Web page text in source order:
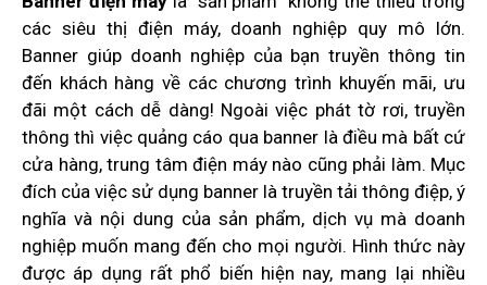
các siêu thị điện máy, doanh nghiệp quy mô lớn.
Banner giúp doanh nghiệp của bạn truyền thông tin
đến khách hàng về các chương trình khuyến mãi, ưu
đãi một cách dễ dàng! Ngoài việc phát tờ rơi, truyền
thông thì việc quảng cáo qua banner là điều mà bất cứ
cửa hàng, trung tâm điện máy nào cũng phải làm. Mục
đích của việc sử dụng banner là truyền tải thông điệp, ý
nghĩa và nội dung của sản phẩm, dịch vụ mà doanh
nghiệp muốn mang đến cho mọi người. Hình thức này
được áp dụng rất phổ biến hiện nay, mang lại nhiều